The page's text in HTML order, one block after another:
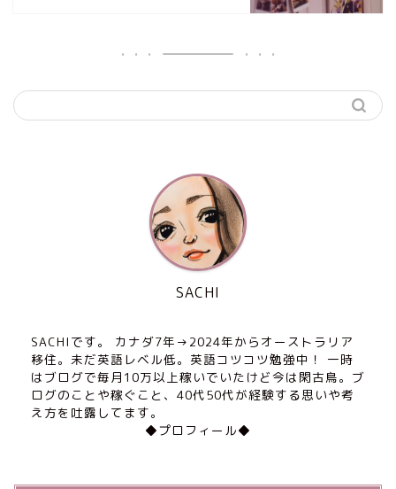
SACHI
SACHIです。 カナダ7年→2024年からオーストラリア
移住。未だ英語レベル低。英語コツコツ勉強中！ 一時
はブログで毎月10万以上稼いでいたけど今は閑古鳥。ブ
ログのことや稼ぐこと、40代50代が経験する思いや考
え方を吐露してます。
◆プロフィール◆